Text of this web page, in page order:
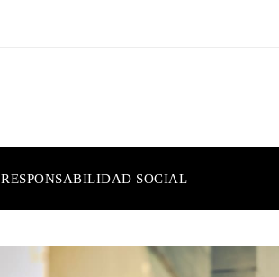
RESPONSABILIDAD SOCIAL